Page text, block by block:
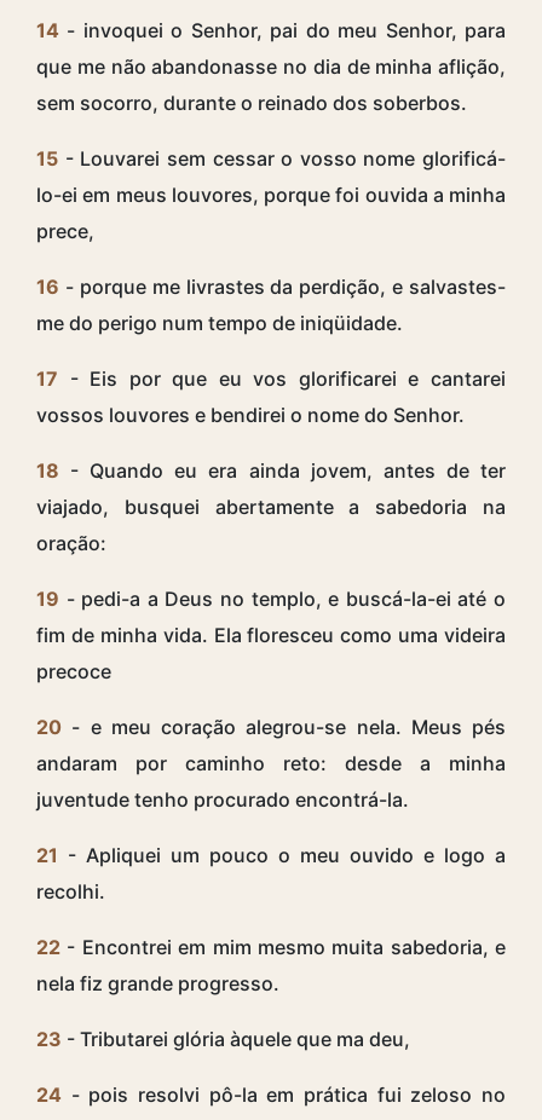
14 - invoquei o Senhor, pai do meu Senhor, para
que me não abandonasse no dia de minha aflição,
sem socorro, durante o reinado dos soberbos.
15 - Louvarei sem cessar o vosso nome glorificá-
lo-ei em meus louvores, porque foi ouvida a minha
prece,
16 - porque me livrastes da perdição, e salvastes-
me do perigo num tempo de iniqüidade.
17 - Eis por que eu vos glorificarei e cantarei
vossos louvores e bendirei o nome do Senhor.
18 - Quando eu era ainda jovem, antes de ter
viajado, busquei abertamente a sabedoria na
oração:
19 - pedi-a a Deus no templo, e buscá-la-ei até o
fim de minha vida. Ela floresceu como uma videira
precoce
20 - e meu coração alegrou-se nela. Meus pés
andaram por caminho reto: desde a minha
juventude tenho procurado encontrá-la.
21 - Apliquei um pouco o meu ouvido e logo a
recolhi.
22 - Encontrei em mim mesmo muita sabedoria, e
nela fiz grande progresso.
23 - Tributarei glória àquele que ma deu,
24 - pois resolvi pô-la em prática fui zeloso no